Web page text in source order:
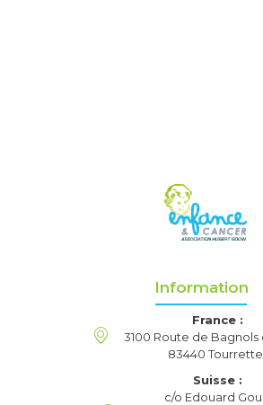
Information
France :
3100 Route de Bagnols
83440
Suisse :
c/o Edouard